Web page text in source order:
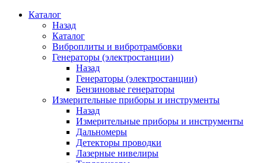
Каталог
Назад
Каталог
Виброплиты и вибротрамбовки
Генераторы (электростанции)
Назад
Генераторы (электростанции)
Бензиновые генераторы
Измерительные приборы и инструменты
Назад
Измерительные приборы и инструменты
Дальномеры
Детекторы проводки
Лазерные нивелиры